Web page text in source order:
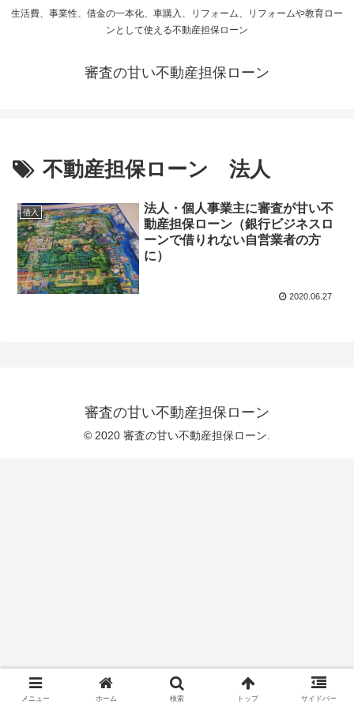
生活費、事業性、借金の一本化、車購入、リフォーム、リフォームや教育ロー
ンとして使える不動産担保ローン
審査の甘い不動産担保ローン
不動産担保ローン 法人
借入
法人・個人事業主に審査が甘い不
動産担保ローン（銀行ビジネスロ
ーンで借りれない自営業者の方
に）
2020.06.27
審査の甘い不動産担保ローン
© 2020 審査の甘い不動産担保ローン.
メニュー ホーム 検索 トップ サイドバー